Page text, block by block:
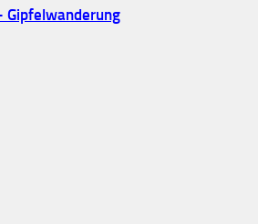
Gipfelwanderung